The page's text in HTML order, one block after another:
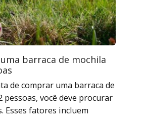
barraca de mochila
de comprar uma barraca de
pessoas, você deve procurar
Esses fatores incluem